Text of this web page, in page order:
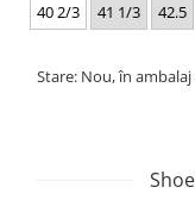
40 2/3 41 1/3 42.5
Stare: Nou, în